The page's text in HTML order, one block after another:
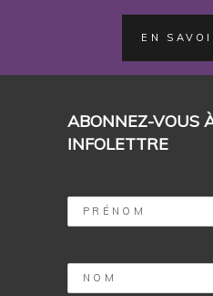
EN
ABONNEZ-VOUS
INFOLETTRE